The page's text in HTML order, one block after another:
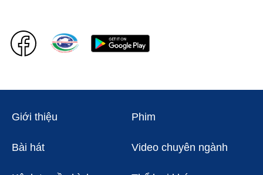
Giới thiệu Phim
Bài hát Video chuyên ngành